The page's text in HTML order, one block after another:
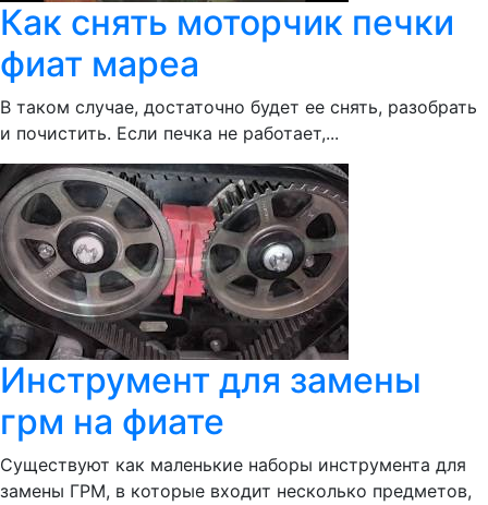
Как снять моторчик печки
фиат мареа
В таком случае, достаточно будет ее снять, разобрать
и почистить. Если печка не работает,...
Инструмент для замены
грм на фиате
Существуют как маленькие наборы инструмента для
замены ГРМ, в которые входит несколько предметов,